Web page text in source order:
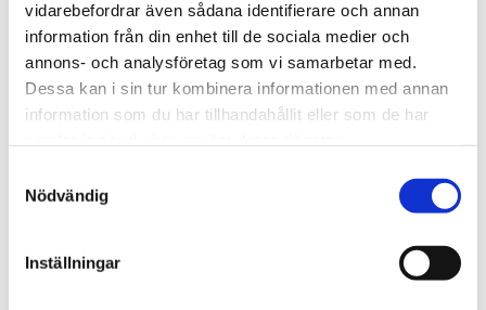
vidarebefordrar även sådana identifierare och annan
information från din enhet till de sociala medier och
annons- och analysföretag som vi samarbetar med.
Dessa kan i sin tur kombinera informationen med annan
information som du har tillhandahållit eller som de har
Nödvändig
Inställningar
Lättmonterad
takräcken, för fordon utan
befintliga fästpunkter för
fabriksmonterade räcken.
1 795 kr
kr
Lättmonterad
Edge-takräcken, för
fordon utan befintliga
eller fabriksmonterade
räcken.
2 525kr
2 635